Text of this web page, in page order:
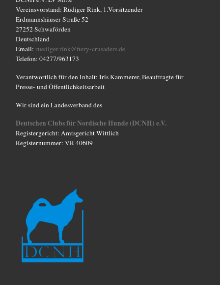
Vereinsvorstand: Rüdiger Rink, 1.Vorsitzender
Erdmannshäuser Straße 52
27252 Schwaförden
Deutschland
Email: ruediger.rink@fiery-crusaders.de
Telefon: 04277/963173
Verantwortlich für den Inhalt: Iris Kammerer, Beauftragte für
Presse- und Öffentlichkeitsarbeit
Wir sind ein Landesverband des
Deutschen Clubs für Nordische Hunde (DCNH) e.V.
Registergericht: Amtsgericht Wittlich
Registernummer: VR 40609